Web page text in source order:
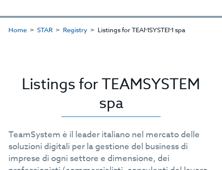
Home STAR Registry Listings for TEAMSYSTEM spa
Listings for TEAMSYSTEM
spa
TeamSystem è il leader italiano nel mercato delle
soluzioni digitali per la gestione del business di
imprese di ogni settore e dimensione, dei